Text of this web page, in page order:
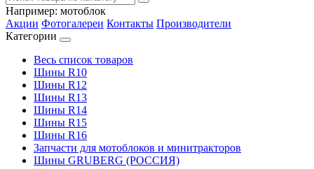
Например: мотоблок
Акции Фотогалереи Контакты Производители
Категории
Весь список товаров
Шины R10
Шины R12
Шины R13
Шины R14
Шины R15
Шины R16
Запчасти для мотоблоков и минитракторов
Шины GRUBERG (РОССИЯ)